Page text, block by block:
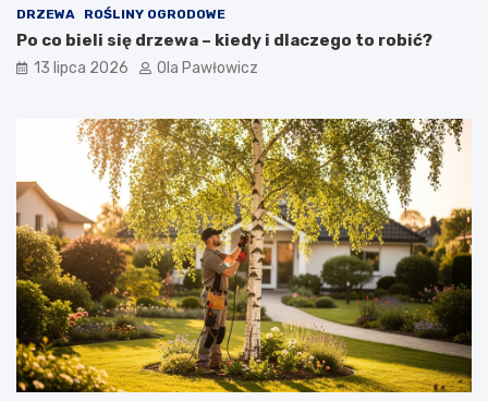
DRZEWA ROŚLINY OGRODOWE
Po co bieli się drzewa – kiedy i dlaczego to robić?
13 lipca 2026 Ola Pawłowicz